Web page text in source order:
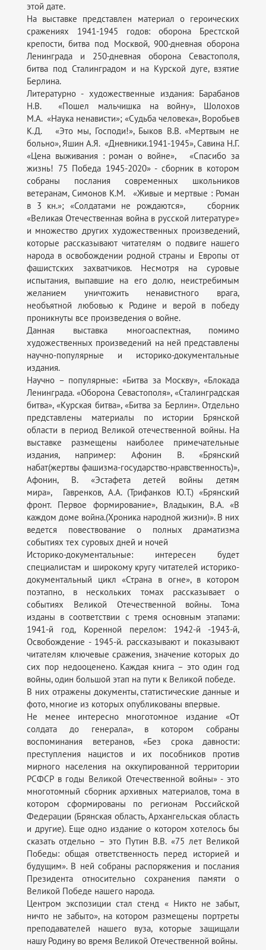
этой дате.
На выставке представлен материал о героических
сражениях 1941-1945 годов: оборона Брестской
крепости, битва под Москвой, 900-дневная оборона
Ленинграда и 250-дневная оборона Севастополя,
битва под Сталинградом и на Курской дуге, взятие
Берлина.
Литературно - художественные издания: Барабанов
Н.В. «Пошел мальчишка на войну», Шолохов
М.А. «Наука ненависти»; «Судьба человека», Воробьев
К.Д. «Это мы, Господи!», Быков В.В. «Мертвым не
больно», Яшин А.Я. «Дневники.1941-1945», Савина Н.Г.
«Цена выживания : роман о войне», «Спасибо за
жизнь! 75 Победа 1945-2020» - сборник в котором
собраны послания современных школьников
ветеранам, Симонов К.М. «Живые и мертвые : Роман
в 3 кн.»; «Солдатами не рождаются», сборник
«Великая Отечественная война в русской литературе»
и множество других художественных произведений,
которые рассказывают читателям о подвиге нашего
народа в освобождении родной страны и Европы от
фашистских захватчиков. Несмотря на суровые
испытания, выпавшие на его долю, неистребимым
желанием уничтожить ненавистного врага,
необъятной любовью к Родине и верой в победу
проникнуты все произведения о войне.
Данная выставка многоаспектная, помимо
художественных произведений на ней представлены
научно-популярные и историко-документальные
издания.
Научно – популярные: «Битва за Москву», «Блокада
Ленинграда. «Оборона Севастополя», «Сталинградская
битва», «Курская битва», «Битва за Берлин». Отдельно
представлены материалы по истории Брянской
области в период Великой отечественной войны. На
выставке размещены наиболее примечательные
издания, например: Афонин В. «Брянский
набат(жертвы фашизма-государство-нравственность)»,
Афонин, В. «Эстафета детей войны детям
мира», Гавренков, А.А. (Трифанков Ю.Т.) «Брянский
фронт. Первое формирование», Владыкин, В.А. «В
каждом доме война.(Хроника народной жизни)». В них
ведется повествование о полных драматизма
событиях тех суровых дней и ночей
Историко-документальные: интересен будет
специалистам и широкому кругу читателей историко-
документальный цикл «Страна в огне», в котором
поэтапно, в нескольких томах рассказывает о
событиях Великой Отечественной войны. Тома
изданы в соответствии с тремя основным этапами:
1941-й год, Коренной перелом: 1942-й -1943-й,
Освобождение - 1945-й. рассказывают и показывают
читателям ключевые сражения, значение которых до
сих пор недооценено. Каждая книга – это один год
войны, один большой этап на пути к Великой победе.
В них отражены документы, статистические данные и
фото, многие из которых опубликованы впервые.
Не менее интересно многотомное издание «От
солдата до генерала», в котором собраны
воспоминания ветеранов, «Без срока давности:
преступления нацистов и их пособников против
мирного населения на оккупированной территории
РСФСР в годы Великой Отечественной войны» - это
многотомный сборник архивных материалов, тома в
котором сформированы по регионам Российской
Федерации (Брянская область, Архангельская область
и другие). Еще одно издание о котором хотелось бы
сказать отдельно – это Путин В.В. «75 лет Великой
Победы: общая ответственность перед историей и
будущим». В ней собраны распоряжения и послания
Президента относительно сохранения памяти о
Великой Победе нашего народа.
Центром экспозиции стал стенд « Никто не забыт,
ничто не забыто», на котором размещены портреты
преподавателей нашего вуза, которые защищали
нашу Родину во время Великой Отечественной войны.